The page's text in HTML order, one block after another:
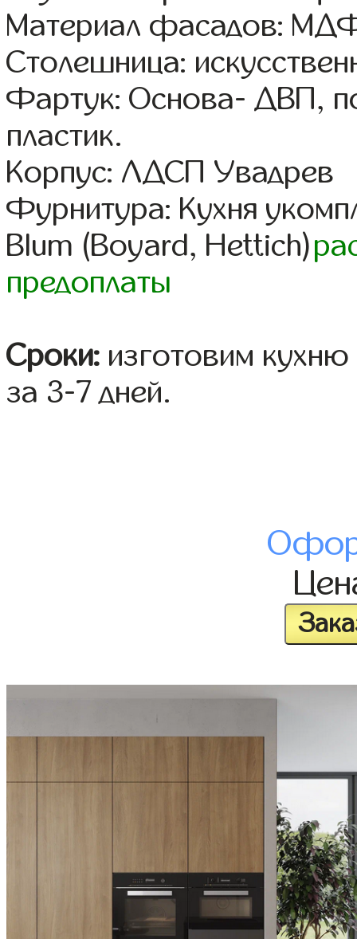
Материал фасадов:
Столешница:
Фартук: Основа- ДВП,
пластик.
Корпус: ЛДСП Увадрев
Фурнитура: Кухня
Blum (Boyard, Hettich)
предоплаты
Сроки: изготовим
за 3-7 дней.